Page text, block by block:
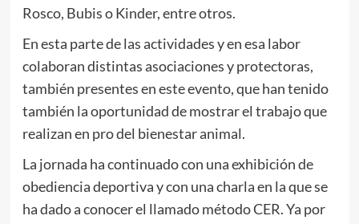
Rosco, Bubis o Kinder, entre otros.
En esta parte de las actividades y en esa labor
colaboran distintas asociaciones y protectoras,
también presentes en este evento, que han tenido
también la oportunidad de mostrar el trabajo que
realizan en pro del bienestar animal.
La jornada ha continuado con una exhibición de
obediencia deportiva y con una charla en la que se
ha dado a conocer el llamado método CER. Ya por